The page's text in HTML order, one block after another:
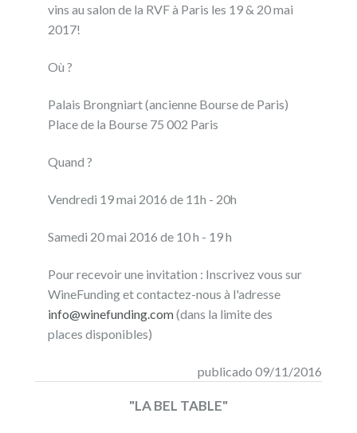
vins au salon de la RVF à Paris les 19 & 20 mai
2017!
Où ?
Palais Brongniart (ancienne Bourse de Paris)
Place de la Bourse 75 002 Paris
Quand ?
Vendredi 19 mai 2016 de 11h - 20h
Samedi 20 mai 2016 de 10 h - 19 h
Pour recevoir une invitation : Inscrivez vous sur
WineFunding et contactez-nous à l'adresse
info@winefunding.com(dans la limite des
places disponibles)
publicado 09/11/2016
"LA BEL TABLE"